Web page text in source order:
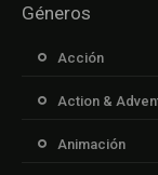
Géneros
Acción
Action &
Animación